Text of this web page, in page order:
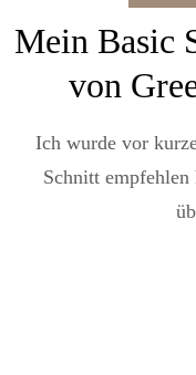
Mein Basic
von
Ich wurde vor
Schnitt